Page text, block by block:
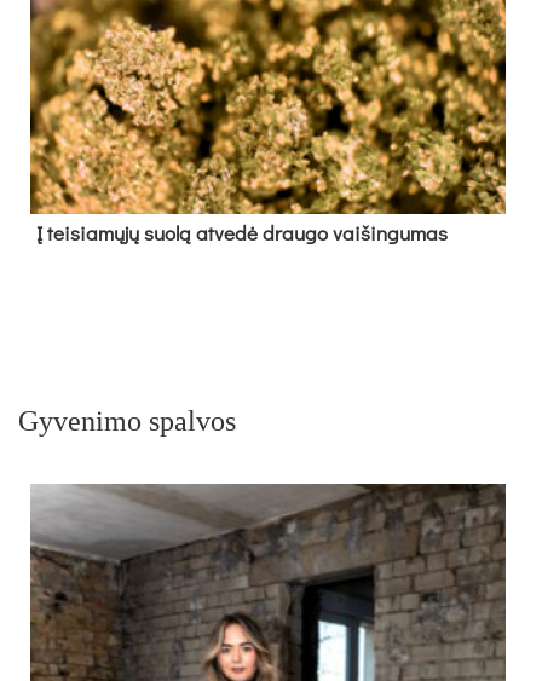
Į tei­sia­mų­jų suo­lą at­ve­dė drau­go vai­šin­gu­mas
Gyvenimo spalvos